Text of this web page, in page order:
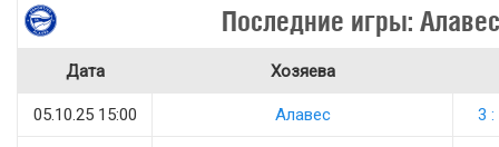
Последние игры: Алавес
Дата Хозяева
05.10.25 15:00 Алавес 3 :